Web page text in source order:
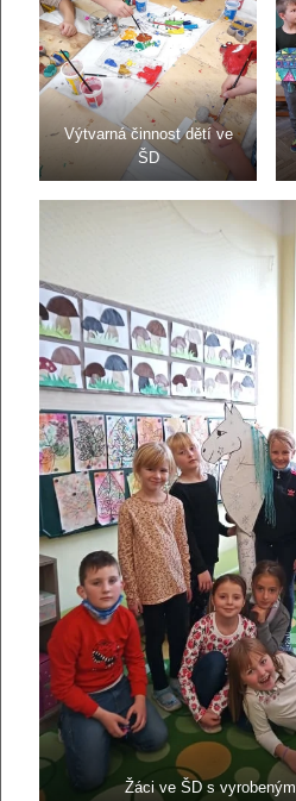
Výtvarná činnost dětí ve
ŠD
Žáci ve ŠD s